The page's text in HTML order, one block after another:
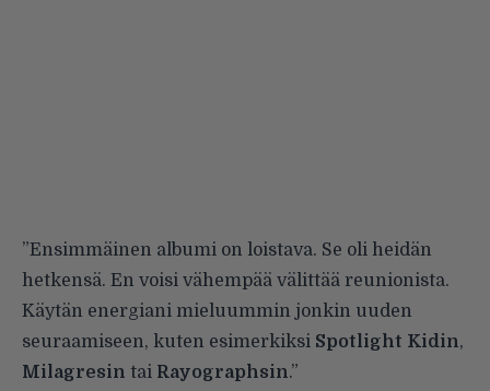
”Ensimmäinen albumi on loistava. Se oli heidän
hetkensä. En voisi vähempää välittää reunionista.
Käytän energiani mieluummin jonkin uuden
seuraamiseen, kuten esimerkiksi Spotlight Kidin,
Milagresin tai Rayographsin.”